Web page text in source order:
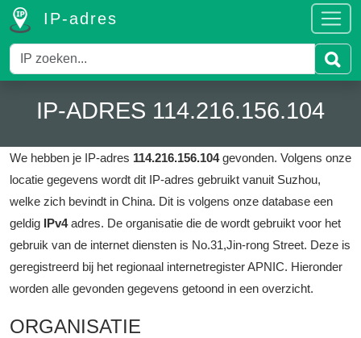
IP-adres
IP-ADRES 114.216.156.104
We hebben je IP-adres 114.216.156.104gevonden. Volgens onze
locatie gegevens wordt dit IP-adres gebruikt vanuit Suzhou,
welke zich bevindt in China. Dit is volgens onze database een
geldig IPv4adres. De organisatie die de wordt gebruikt voor het
gebruik van de internet diensten is No.31,Jin-rong Street. Deze is
geregistreerd bij het regionaal internetregister APNIC. Hieronder
worden alle gevonden gegevens getoond in een overzicht.
ORGANISATIE